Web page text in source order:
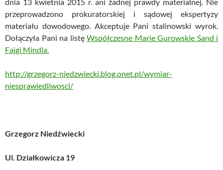
przeprowadzono prokuratorskiej i sądowej ekspertyzy
materiału dowodowego. Akceptuje Pani stalinowski wyrok.
Dołączyła Pani na listę Współczesne Marie Gurowskie Sand i
Fajgi Mindla.
http://grzegorz-niedzwiecki.blog.onet.pl/wymiar-
niesprawiedliwosci/
Grzegorz Niedźwiecki
Ul. Działkowicza 19